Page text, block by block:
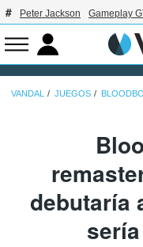
Peter Jackson Gameplay
VANDAL JUEGOS
debutaría